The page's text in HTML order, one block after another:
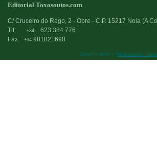
Editorial Toxosoutos.com
C/ Cruceiro do Rego, 2 - Obre - C.P. 15217 Noia (A
Tlf:
+34
623 384 776
Fax:
+34 981821690
Deseño web:-> kantaronet -